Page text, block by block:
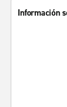
Información